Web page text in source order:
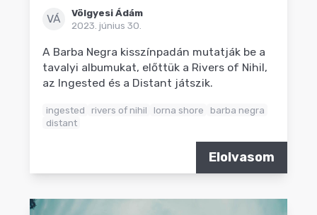
VÁ
Völgyesi Ádám
2023. június 30.
A Barba Negra kisszínpadán mutatják be a
tavalyi albumukat, előttük a Rivers of Nihil,
az Ingested és a Distant játszik.
ingested rivers of nihil lorna shore
barba negra
distant
Elolvasom